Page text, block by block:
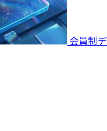
会員制デ